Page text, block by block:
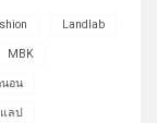
Landlab
MBK
อน
ลป